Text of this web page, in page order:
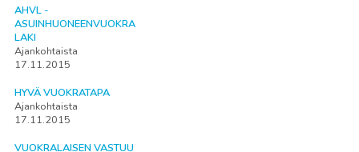
AHVL -
ASUINHUONEENVUOKRA
LAKI
Ajankohtaista
17.11.2015
HYVÄ VUOKRATAPA
Ajankohtaista
17.11.2015
VUOKRALAISEN VASTUU